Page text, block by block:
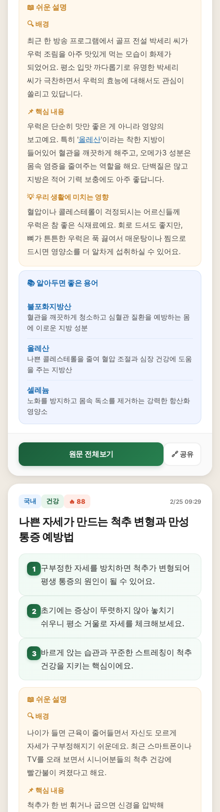
📖 쉬운 설명
🔍 배경
최근 한 방송 프로그램에서 골프 전설 박세리 씨가
우럭 조림을 아주 맛있게 먹는 모습이 화제가
되었어요. 평소 입맛 까다롭기로 유명한 박세리
씨가 극찬하면서 우럭의 효능에 대해서도 관심이
쏠리고 있답니다.
📌 핵심 내용
우럭은 단순히 맛만 좋은 게 아니라 영양의
보고예요. 특히 '올레산'이라는 착한 지방이
들어있어 혈관을 깨끗하게 해주고, 오메가3 성분은
몸속 염증을 줄여주는 역할을 해요. 단백질은 많고
지방은 적어 기력 보충에도 아주 좋답니다.
💡 우리 생활에 미치는 영향
혈압이나 콜레스테롤이 걱정되시는 어르신들께
우럭은 참 좋은 식재료예요. 회로 드셔도 좋지만,
뼈가 튼튼한 우럭은 푹 끓여서 매운탕이나 찜으로
드시면 영양소를 더 알차게 섭취하실 수 있어요.
📚 알아두면 좋은 용어
불포화지방산
혈관을 깨끗하게 청소하고 심혈관 질환을 예방하는 몸
에 이로운 지방 성분
올레산
나쁜 콜레스테롤을 줄여 혈압 조절과 심장 건강에 도움
을 주는 지방산
셀레늄
노화를 방지하고 몸속 독소를 제거하는 강력한 항산화
영양소
원문 전체보기 🔗 공유
국내 건강 🔥 88 2/25 09:29
나쁜 자세가 만드는 척추 변형과 만성
통증 예방법
1
구부정한 자세를 방치하면 척추가 변형되어
평생 통증의 원인이 될 수 있어요.
2
초기에는 증상이 뚜렷하지 않아 놓치기
쉬우니 평소 거울로 자세를 체크해보세요.
3
바르게 앉는 습관과 꾸준한 스트레칭이 척추
건강을 지키는 핵심이에요.
📖 쉬운 설명
🔍 배경
나이가 들면 근육이 줄어들면서 자신도 모르게
자세가 구부정해지기 쉬운데요. 최근 스마트폰이나
TV를 오래 보면서 시니어분들의 척추 건강에
빨간불이 켜졌다고 해요.
📌 핵심 내용
척추가 한 번 휘거나 굽으면 신경을 압박해